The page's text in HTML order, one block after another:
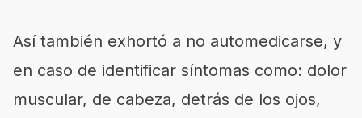
Así también exhortó a no automedicarse, y
en caso de identificar síntomas como: dolor
muscular, de cabeza, detrás de los ojos,